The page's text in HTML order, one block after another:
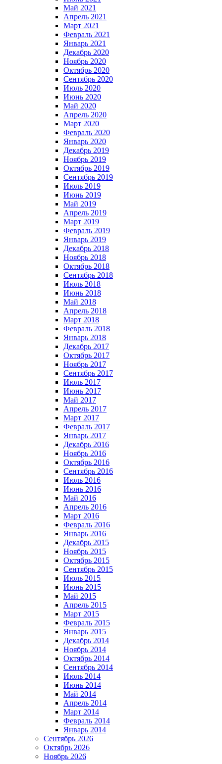
Май 2021
Апрель 2021
Март 2021
Февраль 2021
Январь 2021
Декабрь 2020
Ноябрь 2020
Октябрь 2020
Сентябрь 2020
Июль 2020
Июнь 2020
Май 2020
Апрель 2020
Март 2020
Февраль 2020
Январь 2020
Декабрь 2019
Ноябрь 2019
Октябрь 2019
Сентябрь 2019
Июль 2019
Июнь 2019
Май 2019
Апрель 2019
Март 2019
Февраль 2019
Январь 2019
Декабрь 2018
Ноябрь 2018
Октябрь 2018
Сентябрь 2018
Июль 2018
Июнь 2018
Май 2018
Апрель 2018
Март 2018
Февраль 2018
Январь 2018
Декабрь 2017
Октябрь 2017
Ноябрь 2017
Сентябрь 2017
Июль 2017
Июнь 2017
Май 2017
Апрель 2017
Март 2017
Февраль 2017
Январь 2017
Декабрь 2016
Ноябрь 2016
Октябрь 2016
Сентябрь 2016
Июль 2016
Июнь 2016
Май 2016
Апрель 2016
Март 2016
Февраль 2016
Январь 2016
Декабрь 2015
Ноябрь 2015
Октябрь 2015
Сентябрь 2015
Июль 2015
Июнь 2015
Май 2015
Апрель 2015
Март 2015
Февраль 2015
Январь 2015
Декабрь 2014
Ноябрь 2014
Октябрь 2014
Сентябрь 2014
Июль 2014
Июнь 2014
Май 2014
Апрель 2014
Март 2014
Февраль 2014
Январь 2014
Сентябрь 2026
Октябрь 2026
Ноябрь 2026